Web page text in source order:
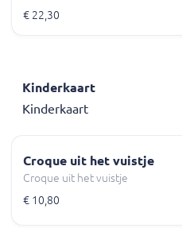
€ 22,30
Kinderkaart
Kinderkaart
Croque uit het vuistje
Croque uit het vuistje
€ 10,80